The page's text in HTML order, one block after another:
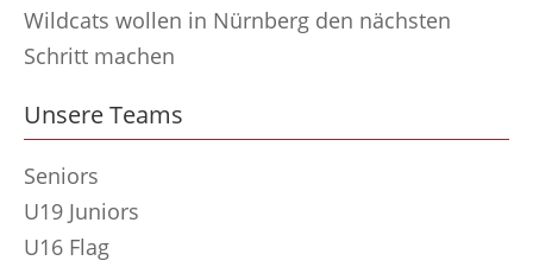
Wildcats wollen in Nürnberg den nächsten
Schritt machen
Unsere Teams
Seniors
U19 Juniors
U16 Flag